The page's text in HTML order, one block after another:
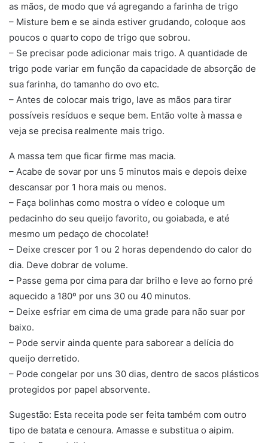
as mãos, de modo que vá agregando a farinha de trigo
– Misture bem e se ainda estiver grudando, coloque aos
poucos o quarto copo de trigo que sobrou.
– Se precisar pode adicionar mais trigo. A quantidade de
trigo pode variar em função da capacidade de absorção de
sua farinha, do tamanho do ovo etc.
– Antes de colocar mais trigo, lave as mãos para tirar
possíveis resíduos e seque bem. Então volte à massa e
veja se precisa realmente mais trigo.
A massa tem que ficar firme mas macia.
– Acabe de sovar por uns 5 minutos mais e depois deixe
descansar por 1 hora mais ou menos.
– Faça bolinhas como mostra o vídeo e coloque um
pedacinho do seu queijo favorito, ou goiabada, e até
mesmo um pedaço de chocolate!
– Deixe crescer por 1 ou 2 horas dependendo do calor do
dia. Deve dobrar de volume.
– Passe gema por cima para dar brilho e leve ao forno pré
aquecido a 180º por uns 30 ou 40 minutos.
– Deixe esfriar em cima de uma grade para não suar por
baixo.
– Pode servir ainda quente para saborear a delícia do
queijo derretido.
– Pode congelar por uns 30 dias, dentro de sacos plásticos
protegidos por papel absorvente.
Sugestão: Esta receita pode ser feita também com outro
tipo de batata e cenoura. Amasse e substitua o aipim.